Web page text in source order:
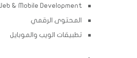
& Mobile Development
المحتوى الرقمي
تطبيقات الويب والموبايل